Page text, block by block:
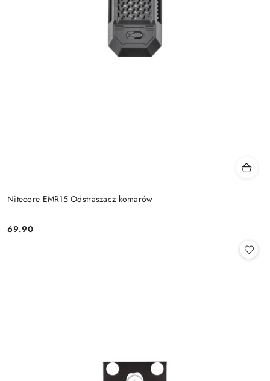
Nitecore EMR15 Odstraszacz komarów
Cena:
69.90